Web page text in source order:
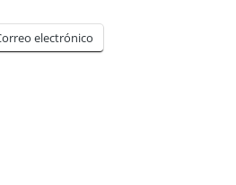
electrónico